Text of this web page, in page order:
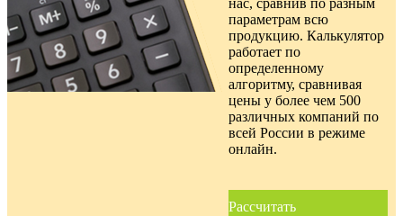
нас, сравнив по разным
параметрам всю
продукцию. Калькулятор
работает по
определенному
алгоритму, сравнивая
цены у более чем 500
различных компаний по
всей России в режиме
онлайн.
Рассчитать